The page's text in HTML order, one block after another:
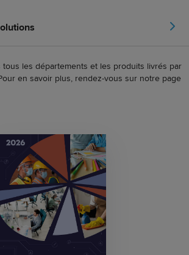
tous les départements et les produits livrés par
en savoir plus, rendez-vous sur notre page